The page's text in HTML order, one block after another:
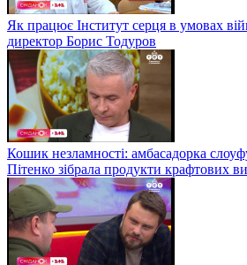
Як працює Інститут серця в умовах
директор Борис Тодуров
Кошик незламності: амбасадорка
Пітенко зібрала продукти крафтових